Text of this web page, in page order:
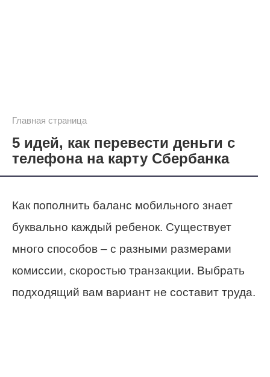
Главная страница
5 идей, как перевести деньги с
телефона на карту Сбербанка
Как пополнить баланс мобильного знает
буквально каждый ребенок. Существует
много способов – с разными размерами
комиссии, скоростью транзакции. Выбрать
подходящий вам вариант не составит труда.